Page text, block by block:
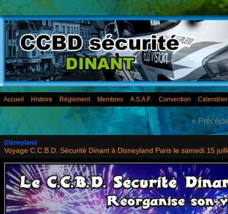
Accueil Histoire Réglement Membres A.S.A.F. Convention
«
Disneyland
Voyage C.C.B.D. Sécurité Dinant à Disneyland Paris le samedi 15